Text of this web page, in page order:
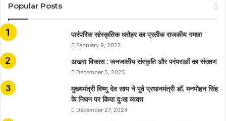
Popular Posts
​​​​​​​पारंपरिक सांस्कृतिक धरोहर का प्रतीक राजकीय गमछा
February 9, 2022
अखरा विकास : जनजातीय संस्कृति और परंपराओं का संरक्षण
December 5, 2025
मुख्यमंत्री विष्णु देव साय ने पूर्व प्रधानमंत्री डॉ. मनमोहन सिंह
के निधन पर किया दुःख व्यक्त
December 27, 2024